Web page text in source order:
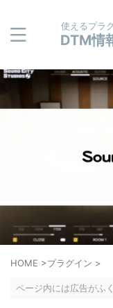
使えるプラ
DTM情
HOME >プラグイン >
ページ内には広告がふ